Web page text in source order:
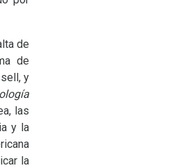
de
de
y
las
y la
la